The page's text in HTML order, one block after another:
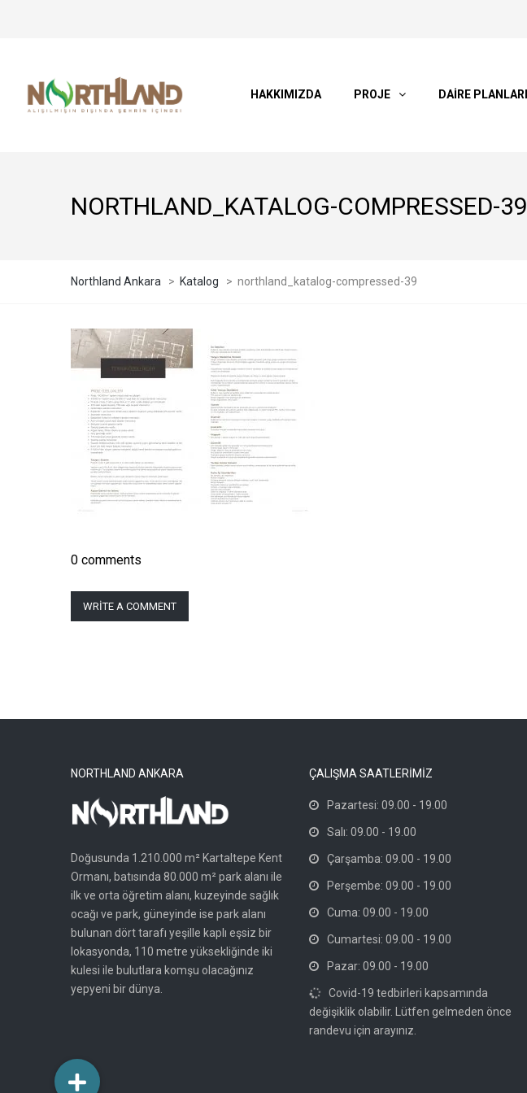
HAKKIMIZDA PROJE DAİRE PLANLARI
NORTHLAND_KATALOG-COMPRESSED-39
Northland Ankara > Katalog > northland_katalog-compressed-39
0 comments
WRITE A COMMENT
NORTHLAND ANKARA
Doğusunda 1.210.000 m² Kartaltepe Kent
Ormanı, batısında 80.000 m² park alanı ile
ilk ve orta öğretim alanı, kuzeyinde sağlık
ocağı ve park, güneyinde ise park alanı
bulunan dört tarafı yeşille kaplı eşsiz bir
lokasyonda, 110 metre yüksekliğinde iki
kulesi ile bulutlara komşu olacağınız
yepyeni bir dünya.
ÇALIŞMA SAATLERİMİZ
Pazartesi: 09.00 - 19.00
Salı: 09.00 - 19.00
Çarşamba: 09.00 - 19.00
Perşembe: 09.00 - 19.00
Cuma: 09.00 - 19.00
Cumartesi: 09.00 - 19.00
Pazar: 09.00 - 19.00
Covid-19 tedbirleri kapsamında
değişiklik olabilir. Lütfen gelmeden önce
randevu için arayınız.